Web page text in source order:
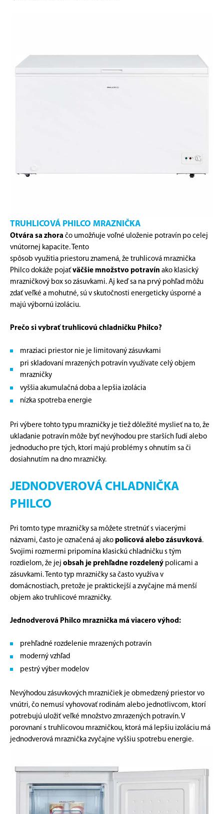
TRUHLICOVÁ PHILCO MRAZNIČKA
Otvára sa zhora čo umožňuje voľné uloženie potravín po celej
vnútornej kapacite. Tento
spôsob využitia priestoru znamená, že truhlicová mraznička
Philco dokáže pojať väčšie množstvo potravín ako klasický
mrazničkový box so zásuvkami. Aj keď sa na prvý pohľad môžu
zdať veľké a mohutné, sú v skutočnosti energeticky úsporné a
majú výbornú izoláciu.
Prečo si vybrať truhlicovú chladničku Philco?
mraziaci priestor nie je limitovaný zásuvkami
pri skladovaní mrazených potravín využívate celý objem
mrazničky
vyššia akumulačná doba a lepšia izolácia
nízka spotreba energie
Pri výbere tohto typu mrazničky je tiež dôležité myslieť na to, že
ukladanie potravín môže byť nevýhodou pre starších ľudí alebo
jednoducho pre tých, ktorí majú problémy s ohnutím sa či
dosiahnutím na dno mrazničky.
JEDNODVEROVÁ CHLADNIČKA
PHILCO
Pri tomto type mrazničky sa môžete stretnúť s viacerými
názvami, často je označená aj ako policová alebo zásuvková.
Svojimi rozmermi pripomína klasickú chladničku s tým
rozdielom, že jej obsah je prehľadne rozdelený policami a
zásuvkami. Tento typ mrazničky sa často využíva v
domácnostiach, pretože je praktickejší a zvyčajne má menší
objem ako truhlicové mrazničky.
Jednodverová Philco mraznička má viacero výhod:
prehľadné rozdelenie mrazených potravín
moderný vzhľad
pestrý výber modelov
Nevýhodou zásuvkových mrazničiek je obmedzený priestor vo
vnútri, čo nemusí vyhovovať rodinám alebo jednotlivcom, ktorí
potrebujú uložiť veľké množstvo zmrazených potravín. V
porovnaní s truhlicovou mrazničkou, ktorá má lepšiu izoláciu má
jednodverová mraznička zvyčajne vyššiu spotrebu energie.